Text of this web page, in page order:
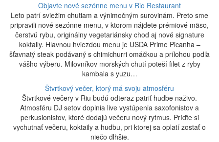
Objavte nové sezónne menu v Rio Restaurant
Leto patrí sviežim chutiam a výnimočným surovinám. Preto sme
pripravili nové sezónne menu, v ktorom nájdete prémiové mäso,
čerstvú rybu, originálny vegetariánsky chod aj nové signature
koktaily. Hlavnou hviezdou menu je USDA Prime Picanha –
šťavnatý steak podávaný s chimichurri omáčkou a prílohou podľa
vášho výberu. Milovníkov morských chutí poteší filet z ryby
kambala s yuzu…
Štvrtkový večer, ktorý má svoju atmosféru
Štvrtkové večery v Riu budú odteraz patriť hudbe naživo.
Atmosféru DJ setov doplnia live vystúpenia saxofonistov a
perkusionistov, ktoré dodajú večeru nový rytmus. Príďte si
vychutnať večeru, koktaily a hudbu, pri ktorej sa oplatí zostať o
niečo dlhšie.